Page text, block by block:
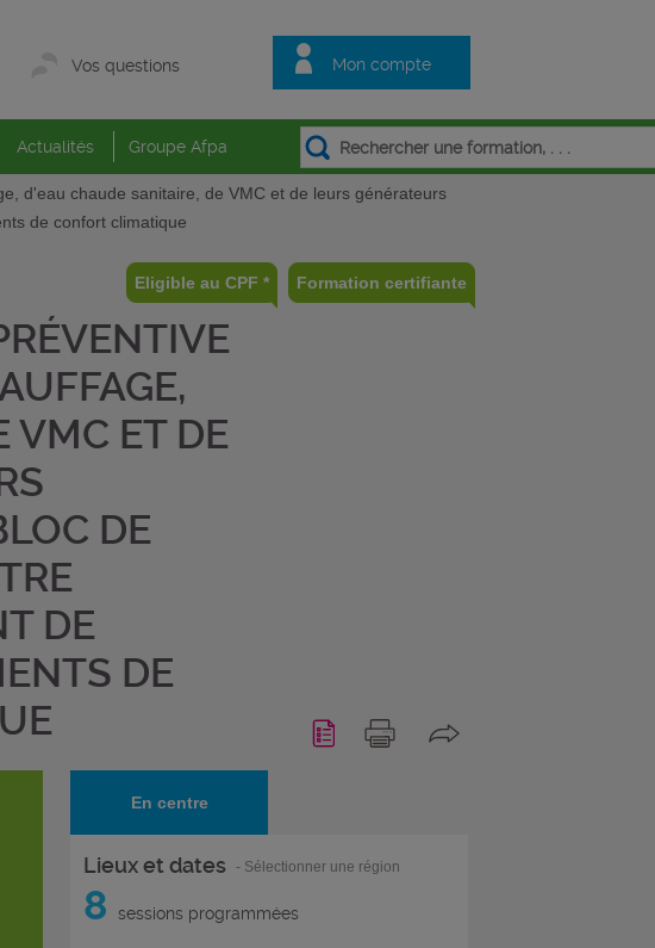
Mon compte
Vos questions
Actualités Groupe Afpa
d'eau chaude sanitaire, de VMC et de leurs générateurs
de confort climatique
Eligible au CPF * Formation certifiante
VMC ET DE
DE
DE
DE
En centre
Lieux et dates - Sélectionner une région
8 sessions programmées